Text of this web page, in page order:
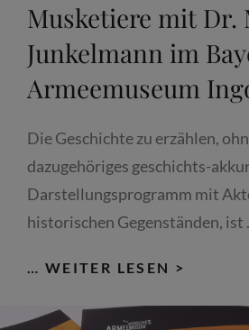
Musketiere mit Dr.
Junkelmann im
Armeemuseum
Die Geschichte zu erzählen,
dazugehöriges geschichts-
Darstellungsprogramm mit
historischen Gegenständen, ist
… WEITER LESEN >